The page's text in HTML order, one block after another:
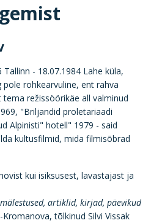
- 18.07.1984 Lahe küla,
rohkearvuline, ent rahva
režissöörikäe all valminud
"Briljandid proletariaadi
Alpinisti" hotell" 1979 - said
kultusfilmid, mida filmisõbrad
kui isiksusest, lavastajast ja
artiklid, kirjad, päevikud
tõlkinud Silvi Vissak